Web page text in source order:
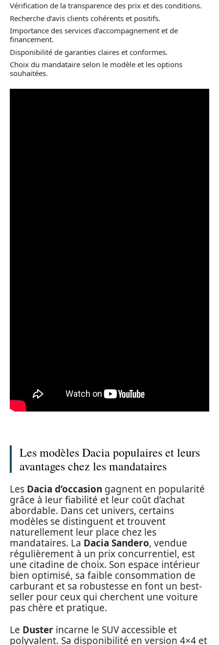
Vérification de la transparence des prix et des conditions.
Recherche d’avis clients cohérents et positifs.
Importance des services d’accompagnement et de
financement.
Disponibilité de garanties claires et conformes.
Choix du mandataire selon le modèle et les options
souhaitées.
Les modèles Dacia populaires et leurs
avantages chez les mandataires
Les Dacia d’occasion gagnent en popularité
grâce à leur fiabilité et leur coût d’achat
abordable. Dans cet univers, certains
modèles se distinguent et trouvent
naturellement leur place chez les
mandataires. La Dacia Sandero, vendue
régulièrement à un prix concurrentiel, est
une citadine de choix. Son espace intérieur
bien optimisé, sa faible consommation de
carburant et sa robustesse en font un best-
seller pour ceux qui cherchent une voiture
pas chère et pratique.
Le Duster incarne le SUV accessible et
polyvalent. Sa disponibilité en version 4×4 et